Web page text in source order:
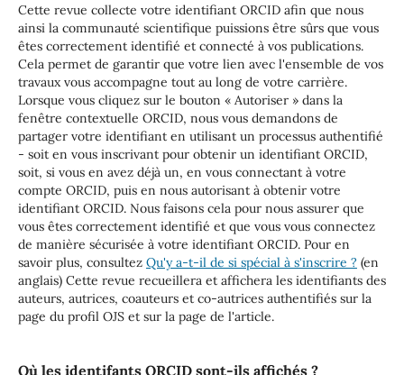
Cette revue collecte votre identifiant ORCID afin que nous
ainsi la communauté scientifique puissions être sûrs que vous
êtes correctement identifié et connecté à vos publications.
Cela permet de garantir que votre lien avec l'ensemble de vos
travaux vous accompagne tout au long de votre carrière.
Lorsque vous cliquez sur le bouton « Autoriser » dans la
fenêtre contextuelle ORCID, nous vous demandons de
partager votre identifiant en utilisant un processus authentifié
- soit en vous inscrivant pour obtenir un identifiant ORCID,
soit, si vous en avez déjà un, en vous connectant à votre
compte ORCID, puis en nous autorisant à obtenir votre
identifiant ORCID. Nous faisons cela pour nous assurer que
vous êtes correctement identifié et que vous vous connectez
de manière sécurisée à votre identifiant ORCID. Pour en
savoir plus, consultez Qu'y a-t-il de si spécial à s'inscrire ? (en
anglais) Cette revue recueillera et affichera les identifiants des
auteurs, autrices, coauteurs et co-autrices authentifiés sur la
page du profil OJS et sur la page de l'article.
Où les identifants ORCID sont-ils affichés ?